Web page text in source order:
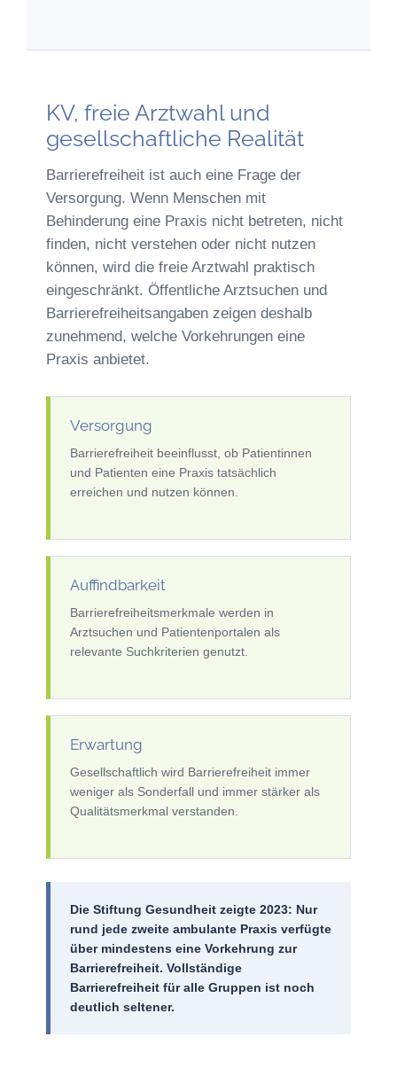
KV, freie Arztwahl und
gesellschaftliche Realität
Barrierefreiheit ist auch eine Frage der
Versorgung. Wenn Menschen mit
Behinderung eine Praxis nicht betreten, nicht
finden, nicht verstehen oder nicht nutzen
können, wird die freie Arztwahl praktisch
eingeschränkt. Öffentliche Arztsuchen und
Barrierefreiheitsangaben zeigen deshalb
zunehmend, welche Vorkehrungen eine
Praxis anbietet.
Versorgung
Barrierefreiheit beeinflusst, ob Patientinnen
und Patienten eine Praxis tatsächlich
erreichen und nutzen können.
Auffindbarkeit
Barrierefreiheitsmerkmale werden in
Arztsuchen und Patientenportalen als
relevante Suchkriterien genutzt.
Erwartung
Gesellschaftlich wird Barrierefreiheit immer
weniger als Sonderfall und immer stärker als
Qualitätsmerkmal verstanden.
Die Stiftung Gesundheit zeigte 2023: Nur
rund jede zweite ambulante Praxis verfügte
über mindestens eine Vorkehrung zur
Barrierefreiheit. Vollständige
Barrierefreiheit für alle Gruppen ist noch
deutlich seltener.